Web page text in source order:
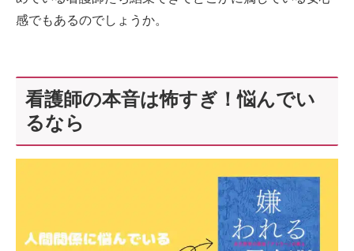
感でもあるのでしょうか。
看護師の本音は怖すぎ！悩んでい
るなら